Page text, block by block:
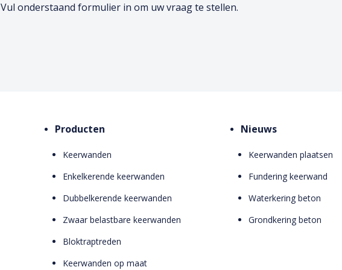
Vul onderstaand formulier in om uw vraag te stellen.
Producten
Keerwanden
Enkelkerende keerwanden
Dubbelkerende keerwanden
Zwaar belastbare keerwanden
Bloktraptreden
Keerwanden op maat
Nieuws
Keerwanden plaatsen
Fundering keerwand
Waterkering beton
Grondkering beton